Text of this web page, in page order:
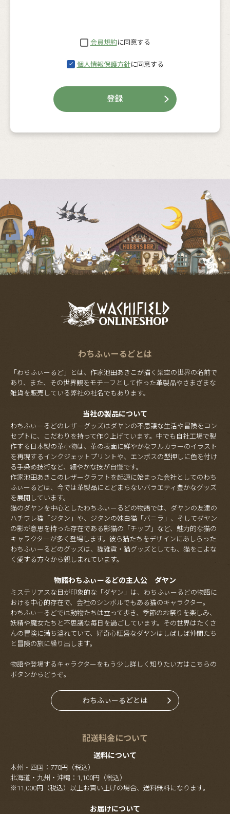
会員規約に同意する
個人情報保護方針に同意する
登録
わちふぃーるどとは
「わちふぃーるど」とは、作家池田あきこが描く架空の世界の名前で
あり、また、その世界観をモチーフとして作った革製品やさまざまな
雑貨を販売している弊社の社名でもあります。
当社の製品について
わちふぃーるどのレザーグッズはダヤンの不思議な生活や冒険をコン
セプトに、こだわりを持って作り上げています。中でも自社工場で製
作する日本製の革小物は、革の表面に鮮やかなフルカラーのイラスト
を再現するインクジェットプリントや、エンボスの型押しに色を付け
る手染め技術など、細やかな技が自慢です。
作家池田あきこのレザークラフトを起源に始まった会社としてのわち
ふぃーるどは、今では革製品にとどまらないバラエティ豊かなグッズ
を展開しています。
猫のダヤンを中心としたわちふぃーるどの物語では、ダヤンの友達の
ハチワレ猫「ジタン」や、ジタンの妹白猫「バニラ」、そしてダヤン
の影が意思を持った存在である影猫の「チップ」など、魅力的な猫の
キャラクターが多く登場します。彼ら猫たちをデザインにあしらった
わちふぃーるどのグッズは、猫雑貨・猫グッズとしても、猫をこよな
く愛する方々から親しまれています。
物語わちふぃーるどの主人公 ダヤン
ミステリアスな目が印象的な「ダヤン」は、わちふぃーるどの物語に
おける中心的存在で、会社のシンボルでもある猫のキャラクター。
わちふぃーるどでは動物たちは立って歩き、季節のお祭りを楽しみ、
妖精や魔女たちと不思議な毎日を過ごしています。その世界はたくさ
んの冒険に満ち溢れていて、好奇心旺盛なダヤンはしばしば仲間たち
と冒険の旅に繰り出します。
物語や登場するキャラクターをもう少し詳しく知りたい方はこちらの
ボタンからどうぞ。
わちふぃーるどとは
配送料金について
送料について
本州・四国：770円（税込）
北海道・九州・沖縄：1,100円（税込）
※11,000円（税込）以上お買い上げの場合、送料無料になります。
お届けについて